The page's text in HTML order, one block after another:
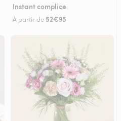
Instant complice
À partir de 52€95